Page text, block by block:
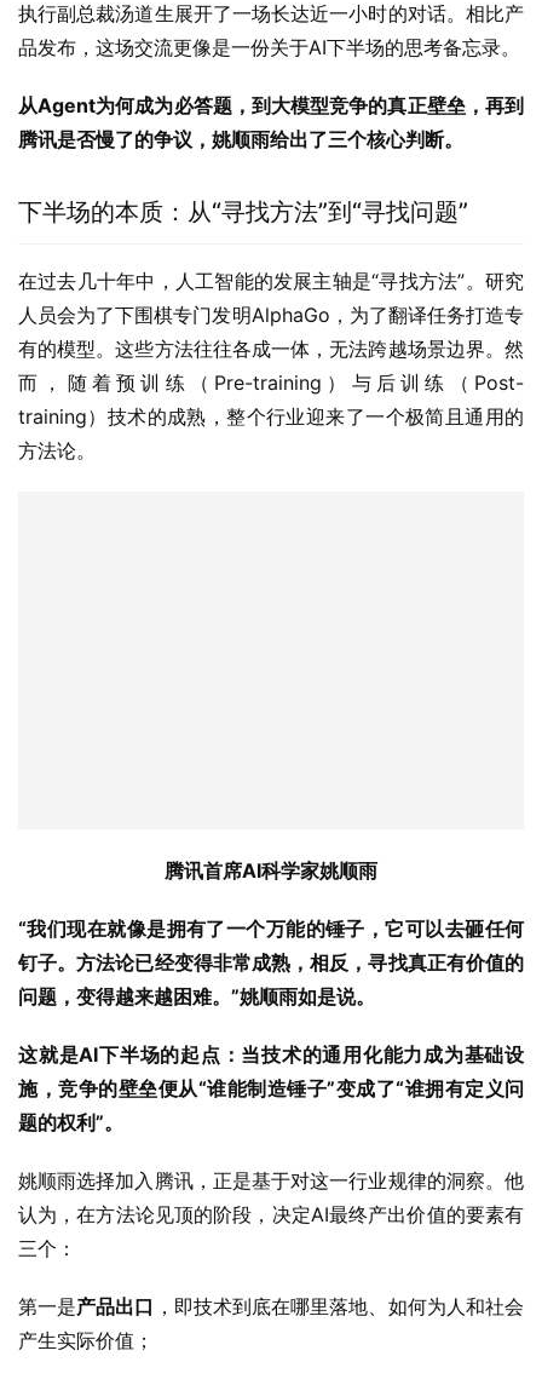
执行副总裁汤道生展开了一场长达近一小时的对话。相比产
品发布，这场交流更像是一份关于AI下半场的思考备忘录。
从Agent为何成为必答题，到大模型竞争的真正壁垒，再到
腾讯是否慢了的争议，姚顺雨给出了三个核心判断。
下半场的本质：从“寻找方法”到“寻找问题”
在过去几十年中，人工智能的发展主轴是“寻找方法”。研究
人员会为了下围棋专门发明AlphaGo，为了翻译任务打造专
有的模型。这些方法往往各成一体，无法跨越场景边界。然
而，随着预训练（Pre-training）与后训练（Post-
training）技术的成熟，整个行业迎来了一个极简且通用的
方法论。
腾讯首席AI科学家姚顺雨
“我们现在就像是拥有了一个万能的锤子，它可以去砸任何
钉子。方法论已经变得非常成熟，相反，寻找真正有价值的
问题，变得越来越困难。”姚顺雨如是说。
这就是AI下半场的起点：当技术的通用化能力成为基础设
施，竞争的壁垒便从“谁能制造锤子”变成了“谁拥有定义问
题的权利”。
姚顺雨选择加入腾讯，正是基于对这一行业规律的洞察。他
认为，在方法论见顶的阶段，决定AI最终产出价值的要素有
三个：
第一是产品出口 ，即技术到底在哪里落地、如何为人和社会
产生实际价值；